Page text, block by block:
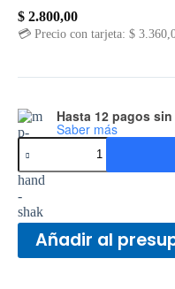
$ 2.800,00
💳 Precio con tarjeta: $
Hasta 12 pagos
Saber más
Añadir al